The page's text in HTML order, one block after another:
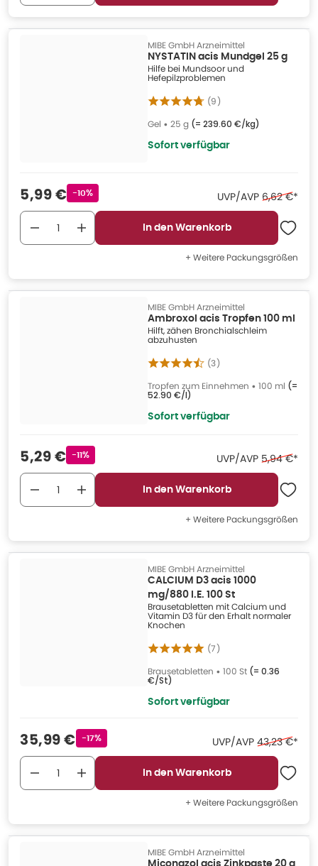
MIBE GmbH Arzneimittel
NYSTATIN acis Mundgel 25 g
Hilfe bei Mundsoor und
Hefepilzproblemen
(9)
Gel • 25 g (= 239.60 €/kg)
Sofort verfügbar
Verkaufspreis
5,99 €Rabattstempel
-10% UVP/AVP Ehemaliger
6,62 €*
In den Warenkorb
+ Weitere Packungsgrößen
MIBE GmbH Arzneimittel
Ambroxol acis Tropfen 100 ml
Hilft, zähen Bronchialschleim
abzuhusten
(3)
Tropfen zum Einnehmen • 100 ml (=
52.90 €/l)
Sofort verfügbar
Verkaufspreis
5,29 €Rabattstempel
-11% UVP/AVP Ehemaliger
5,94 €*
In den Warenkorb
+ Weitere Packungsgrößen
MIBE GmbH Arzneimittel
CALCIUM D3 acis 1000
mg/880 I.E. 100 St
Brausetabletten mit Calcium und
Vitamin D3 für den Erhalt normaler
Knochen
(7)
Brausetabletten • 100 St (= 0.36
€/St)
Sofort verfügbar
Verkaufspreis
35,99 € Rabattstempel
-17% UVP/AVP Ehemaliger
43,23 €*
In den Warenkorb
+ Weitere Packungsgrößen
MIBE GmbH Arzneimittel
Miconazol acis Zinkpaste 20 g